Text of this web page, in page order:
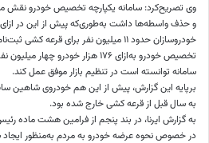
وی تصریح‌کرد: سامانه یکپارچه تخصیص خودرو نقش
خودروسازان حدود ۱۱ میلیون نفر برای قرعه
تخصیص خودرو به‌ازای ۱۷۶ هزار
سامانه توانسته است در تنظیم بازار موفق عمل کند.
برپایه این گزارش، پیش از این هم خودروی شاهین
به سال قبل از قرعه کشی خارج شده بود.
به گزارش ایرنا، در بند پنجم از فرامین هشت ماده
در خصوص نحوه عرضه خودرو به مردم به‌منظور